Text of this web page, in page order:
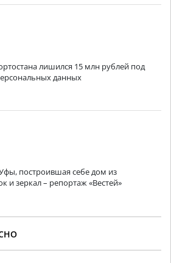
лишился 15 млн рублей под
данных
построившая себе дом из
и зеркал – репортаж «Вестей»